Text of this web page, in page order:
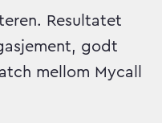
Resultatet
godt
mellom Mycall